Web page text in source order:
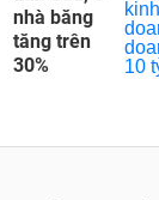
nhà băng
tăng trên
30%